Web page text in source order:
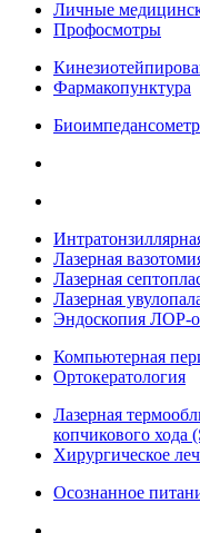
Личные
Профосмотры
Фармакопунктура
Лазерная
Лазерная
Лазерная
Эндоскопия ЛОР-
Компьютерная
Ортокератология
Лазерная
копчикового хода
Хирургическое
Осознанное